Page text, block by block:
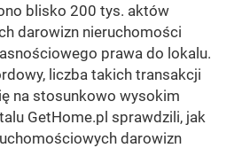
blisko 200 tys. aktów
darowizn nieruchomości
prawa do lokalu.
liczba takich transakcji
na stosunkowo wysokim
GetHome.pl sprawdzili, jak
darowizn